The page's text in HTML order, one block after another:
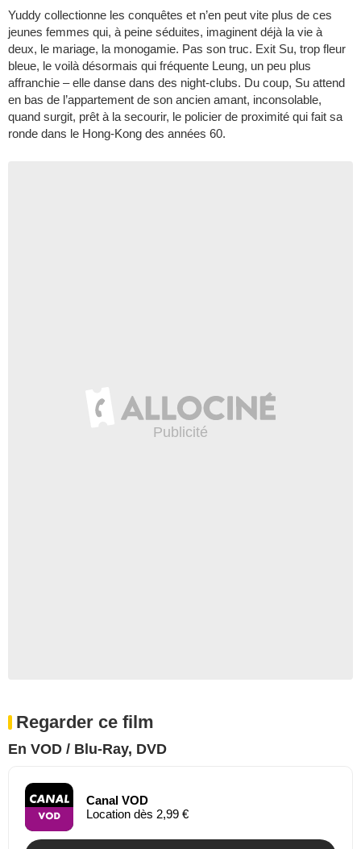
Yuddy collectionne les conquêtes et n’en peut vite plus de ces
jeunes femmes qui, à peine séduites, imaginent déjà la vie à
deux, le mariage, la monogamie. Pas son truc. Exit Su, trop fleur
bleue, le voilà désormais qui fréquente Leung, un peu plus
affranchie – elle danse dans des night-clubs. Du coup, Su attend
en bas de l’appartement de son ancien amant, inconsolable,
quand surgit, prêt à la secourir, le policier de proximité qui fait sa
ronde dans le Hong-Kong des années 60.
Regarder ce film
En VOD / Blu-Ray, DVD
Canal VOD
Location dès 2,99 €